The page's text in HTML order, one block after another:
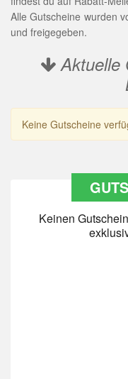
Alle Gutscheine wurden
und freigegeben.
Aktuelle
Keine Gutscheine
Keinen